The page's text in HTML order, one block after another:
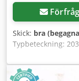
Skick: bra
Typbeteckning:
430 mm
580/500 x 250
24 mm Antal